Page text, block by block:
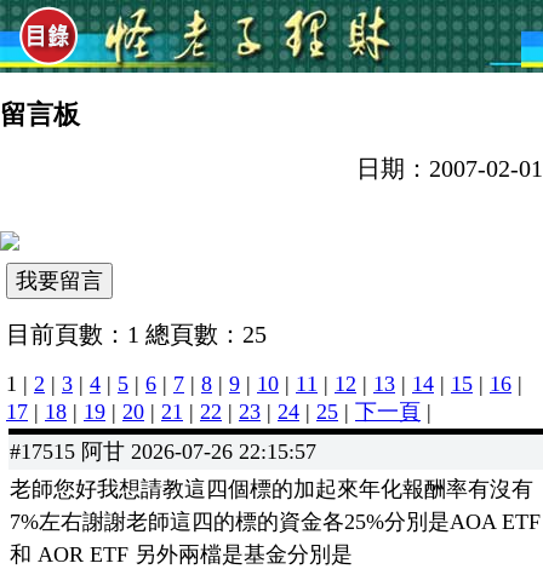
留言板
日期：2007-02-01
目前頁數：1 總頁數：25
1 | 2 | 3 | 4 | 5 | 6 | 7 | 8 | 9 | 10 | 11 | 12 | 13 | 14 | 15 | 16 |
17 | 18 | 19 | 20 | 21 | 22 | 23 | 24 | 25 | 下一頁 |
#17515 阿甘 2026-07-26 22:15:57
老師您好我想請教這四個標的加起來年化報酬率有沒有
7%左右謝謝老師這四的標的資金各25%分別是AOA ETF
和 AOR ETF 另外兩檔是基金分別是